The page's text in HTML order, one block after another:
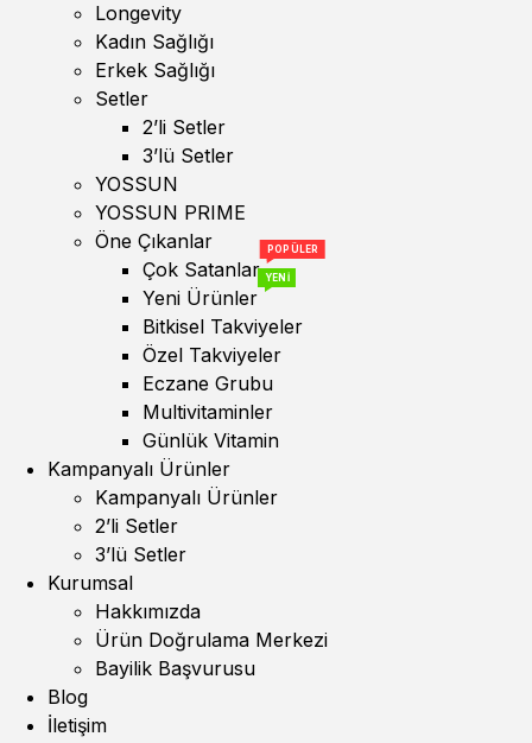
Longevity
Kadın Sağlığı
Erkek Sağlığı
Setler
2’li Setler
3’lü Setler
YOSSUN
YOSSUN PRIME
Öne Çıkanlar
Çok Satanlar
POPÜLER
Yeni Ürünler
YENİ
Bitkisel Takviyeler
Özel Takviyeler
Eczane Grubu
Multivitaminler
Günlük Vitamin
Kampanyalı Ürünler
Kampanyalı Ürünler
2’li Setler
3’lü Setler
Kurumsal
Hakkımızda
Ürün Doğrulama Merkezi
Bayilik Başvurusu
Blog
İletişim